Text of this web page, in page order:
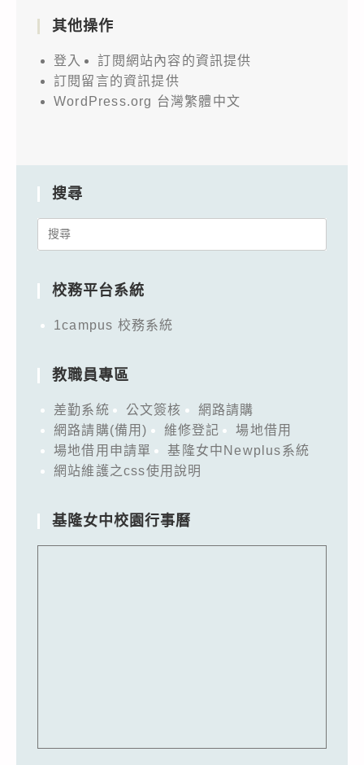
其他操作
登入
訂閱網站內容的資訊提供
訂閱留言的資訊提供
WordPress.org 台灣繁體中文
搜尋
Search
校務平台系統
1campus 校務系統
教職員專區
差勤系統 公文簽核
網路請購
網路請購(備用)
維修登記
場地借用
場地借用申請單
基隆女中Newplus系統
網站維護之css使用說明
基隆女中校園行事曆